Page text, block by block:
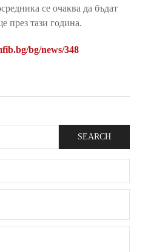
се очаква да бъдат
през тази година.
bg/news/348